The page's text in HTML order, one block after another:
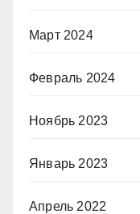
Март 2024
Февраль 2024
Ноябрь 2023
Январь 2023
Апрель 2022